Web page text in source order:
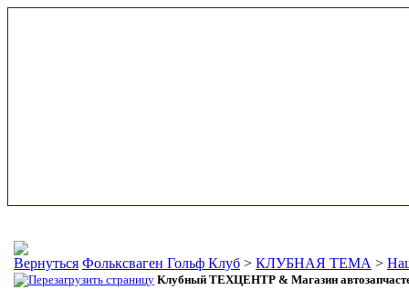
Фольксваген Гольф Клуб > КЛУБНАЯ ТЕМА >
Клубный ТЕХЦЕНТР & Магазин